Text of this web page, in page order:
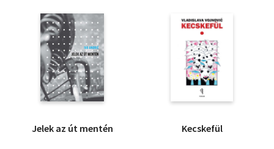
Jelek az út mentén Kecskefül